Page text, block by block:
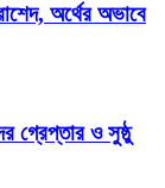
অর্থের অভাবে
গ্রেপ্তার ও সুষ্ঠু